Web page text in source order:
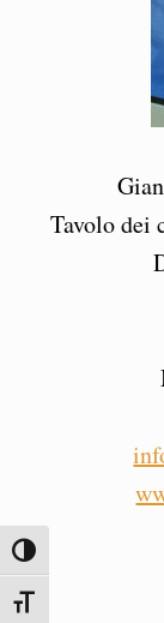
ATTIVA/
ATTIVA/
Tavolo dei